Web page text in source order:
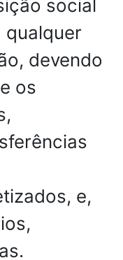
social
qualquer
devendo
os
e,